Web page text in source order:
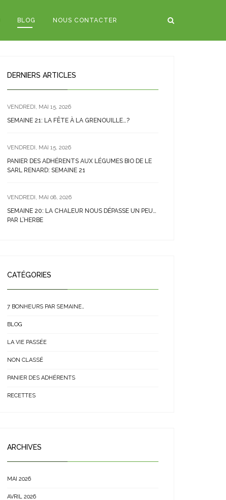
BLOG NOUS CONTACTER
DERNIERS ARTICLES
VENDREDI, MAI 15, 2026
SEMAINE 21: LA FÊTE À LA GRENOUILLE…?
VENDREDI, MAI 15, 2026
PANIER DES ADHÉRENTS AUX LÉGUMES BIO DE LE
SARL RENARD: SEMAINE 21
VENDREDI, MAI 08, 2026
SEMAINE 20: LA CHALEUR NOUS DÉPASSE UN PEU…
PAR L’HERBE
CATÉGORIES
7 BONHEURS PAR SEMAINE…
BLOG
LA VIE PASSÉE
NON CLASSÉ
PANIER DES ADHÉRENTS
RECETTES
ARCHIVES
MAI 2026
AVRIL 2026